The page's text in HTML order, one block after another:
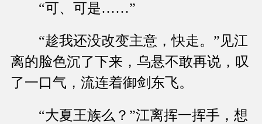
“可、可是……”
“趁我还没改变主意，快走。”见江
离的脸色沉了下来，乌悬不敢再说，叹
了一口气，流连着御剑东飞。
“大夏王族么？”江离挥一挥手，想